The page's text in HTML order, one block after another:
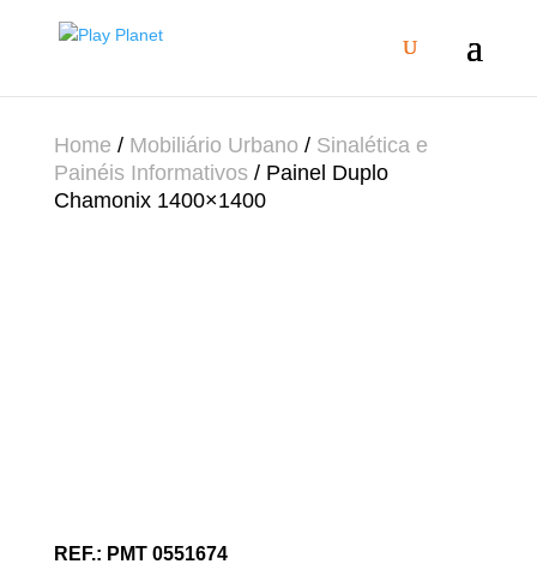
Home / Mobiliário Urbano / Sinalética e
Painéis Informativos/ Painel Duplo
Chamonix 1400×1400
PMT 0551674